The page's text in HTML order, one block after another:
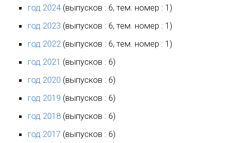
год 2024 (выпусков : 6, тем. номер : 1)
год 2023 (выпусков : 6, тем. номер : 1)
год 2022 (выпусков : 6, тем. номер : 1)
год 2021 (выпусков : 6)
год 2020 (выпусков : 6)
год 2019 (выпусков : 6)
год 2018 (выпусков : 6)
год 2017 (выпусков : 6)